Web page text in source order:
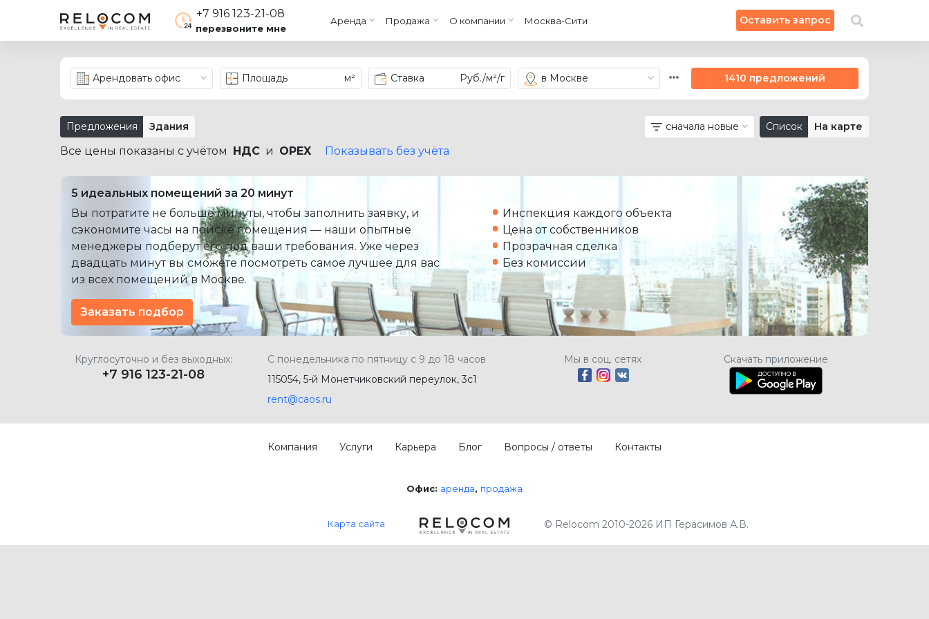
+7 916 123-21-08
перезвоните мне
Аренда Продажа О компании Москва-Сити Оставить запрос
× Искать на карте
Арендовать офис Площадь м² Ставка Руб./м²/г в Москве 1410 предложений
Предложения Здания сначала новые Список На карте
Все цены показаны с учётом НДС и OPEX Показывать без учёта
5 идеальных помещений за 20 минут
Вы потратите не больше минуты, чтобы заполнить заявку, и
сэкономите часы на поиске помещения — наши опытные
менеджеры подберут его под ваши требования. Уже через
двадцать минут вы сможете посмотреть самое лучшее для вас
из всех помещений в Москве.
Инспекция каждого объекта
Цена от собственников
Прозрачная сделка
Без комиссии
Заказать подбор
Круглосуточно и без выходных:
+7 916 123-21-08
С понедельника по пятницу с 9 до 18 часов
115054, 5-й Монетчиковский переулок, 3с1
rent@caos.ru
Мы в соц. сетях Скачать приложение
Компания Услуги Карьера Блог Вопросы / ответы Контакты
Офис: аренда продажа
Карта сайта © Relocom 2010-2026 ИП Герасимов А.В.